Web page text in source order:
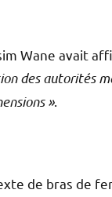
Wane avait
des autorités
».
de bras de